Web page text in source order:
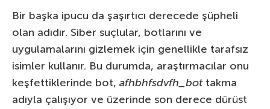
Bir başka ipucu da şaşırtıcı derecede şüpheli
olan adıdır. Siber suçlular, botlarını ve
uygulamalarını gizlemek için genellikle tarafsız
isimler kullanır. Bu durumda, araştırmacılar onu
keşfettiklerinde bot, afhbhfsdvfh_bottakma
adıyla çalışıyor ve üzerinde son derece dürüst